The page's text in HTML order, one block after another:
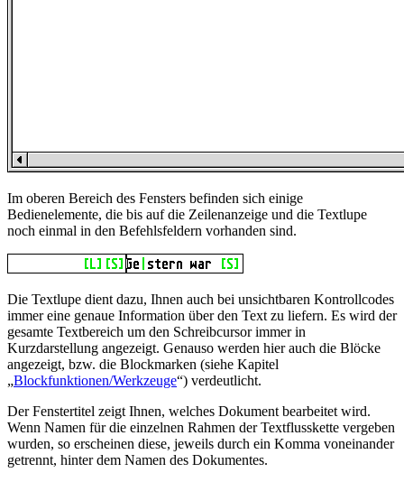
Im oberen Bereich des Fensters befinden sich einige
Bedienelemente, die bis auf die Zeilenanzeige und die Textlupe
noch einmal in den Befehlsfeldern vorhanden sind.
Die Textlupe dient dazu, Ihnen auch bei unsichtbaren Kontrollcodes
immer eine genaue Information über den Text zu liefern. Es wird der
gesamte Textbereich um den Schreibcursor immer in
Kurzdarstellung angezeigt. Genauso werden hier auch die Blöcke
angezeigt, bzw. die Blockmarken (siehe Kapitel
Blockfunktionen/Werkzeuge ) verdeutlicht.
Der Fenstertitel zeigt Ihnen, welches Dokument bearbeitet wird.
Wenn Namen für die einzelnen Rahmen der Textflusskette vergeben
wurden, so erscheinen diese, jeweils durch ein Komma voneinander
getrennt, hinter dem Namen des Dokumentes.